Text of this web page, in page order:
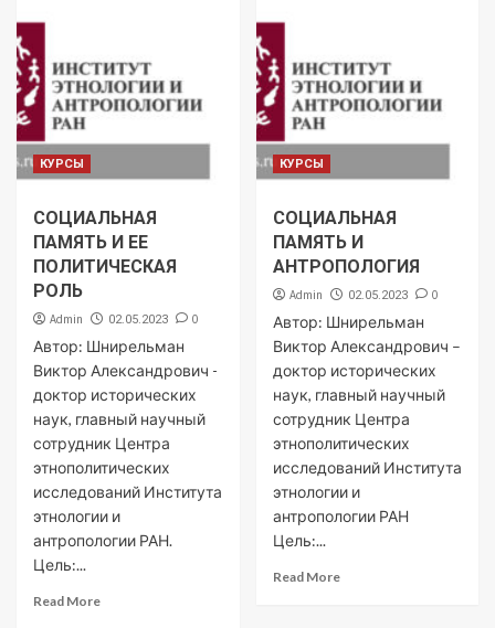
КУРСЫ
СОЦИАЛЬНАЯ
ПАМЯТЬ И ЕЕ
ПОЛИТИЧЕСКАЯ
РОЛЬ
Admin 02.05.2023 0
Автор: Шнирельман
Виктор Александрович -
доктор исторических
наук, главный научный
сотрудник Центра
этнополитических
исследований Института
этнологии и
антропологии РАН.
Цель:...
Read More
КУРСЫ
СОЦИАЛЬНАЯ
ПАМЯТЬ И
АНТРОПОЛОГИЯ
Admin 02.05.2023 0
Автор: Шнирельман
Виктор Александрович –
доктор исторических
наук, главный научный
сотрудник Центра
этнополитических
исследований Института
этнологии и
антропологии РАН
Цель:...
Read More